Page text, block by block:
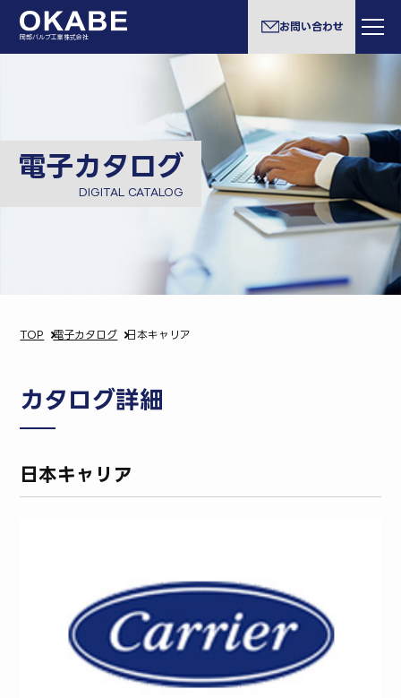
岡部バルブ工業株式会社
お問い合わせ
電子カタログ
DIGITAL CATALOG
TOP 電子カタログ 日本キャリア
カタログ詳細
日本キャリア